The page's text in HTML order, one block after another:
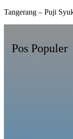
Tangerang – Puji
Pos Populer